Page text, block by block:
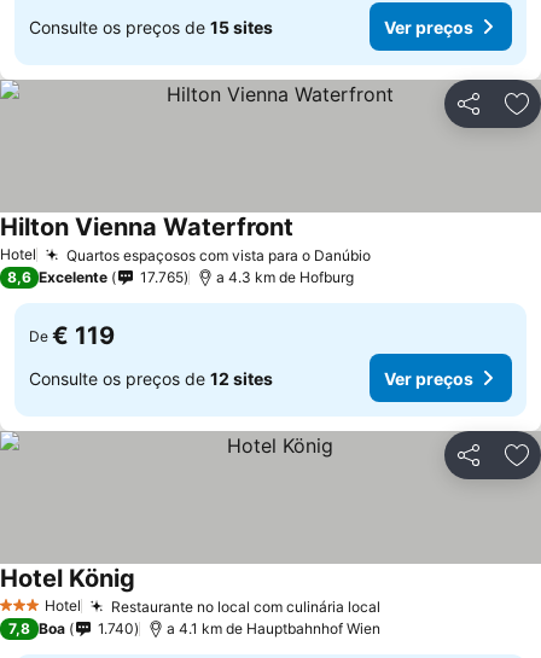
Consulte os preços de 15 sites Ver preços
Partilhar
Hotel Quartos espaçosos com vista para o Danúbio
Hilton Vienna Waterfront
8,6 Excelente 17.765 a 4.3 km de Hofburg
De € 119
Consulte os preços de 12 sites Ver preços
Partilhar
3 EstrelasHotel Restaurante no local com culinária local
Hotel König
7,8 Boa 1.740 a 4.1 km de Hauptbahnhof Wien